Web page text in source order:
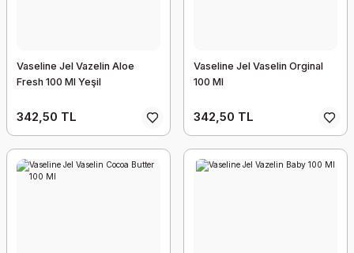
Vaseline Jel Vazelin Aloe
Fresh 100 Ml Yeşil
342,50 TL
Vaseline Jel Vaselin Orginal
100 Ml
342,50 TL